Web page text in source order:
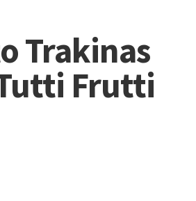
Trakinas
Frutti